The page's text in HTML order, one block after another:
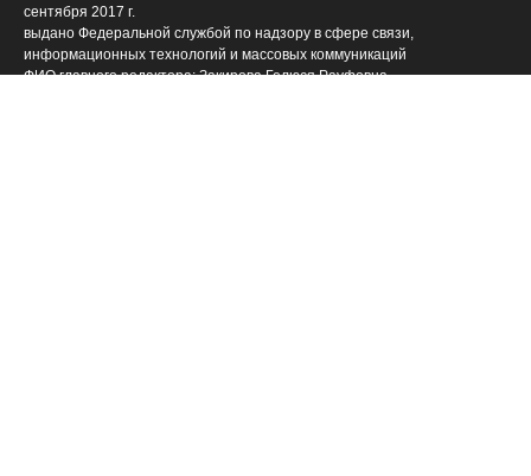
сентября 2017 г.
выдано Федеральной службой по надзору в сфере связи,
информационных технологий и массовых коммуникаций
ФИО главного редактора: Закирова Гелюся Рауфовна